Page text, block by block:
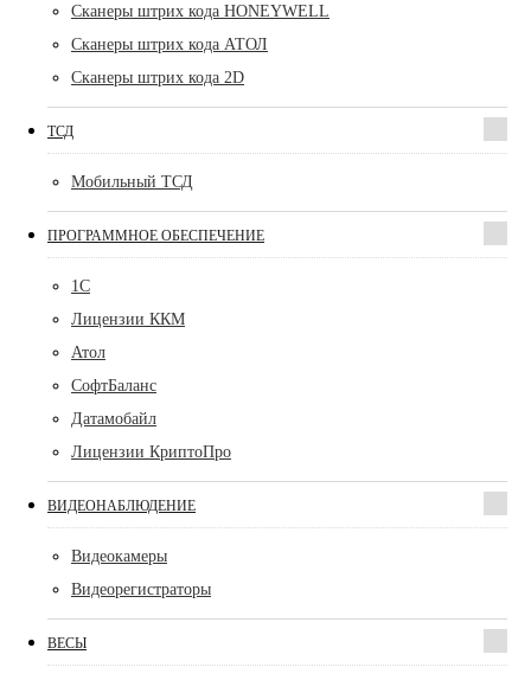
Сканеры штрих кода HONEYWELL
Сканеры штрих кода АТОЛ
Сканеры штрих кода 2D
ТСД
Мобильный ТСД
ПРОГРАММНОЕ ОБЕСПЕЧЕНИЕ
1С
Лицензии ККМ
Атол
СофтБаланс
Датамобайл
Лицензии КриптоПро
ВИДЕОНАБЛЮДЕНИЕ
Видеокамеры
Видеорегистраторы
ВЕСЫ